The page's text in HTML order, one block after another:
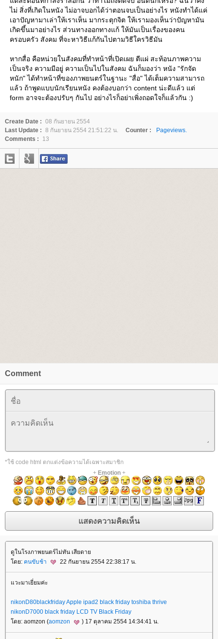
ไม่ สิ่งที่เกิดในหนัง ไม่อาจบอกได้ว่าตอนจบเป็นอย่างไร หนังทำได้แค่
เอาปัญหามาเล่าให้เราเห็น มากระตุกจิต ให้เรามองเห็นว่าปัญหามัน
เกิดขึ้นมาอย่างไร ส่วนทางออกทางแก้ ให้มันเป็นเรื่องของคน
ครอบครัว สังคม ที่จะหาวิธีแก้กันไปตามวิธีใครวิธีมัน
หากสื่อ คือหน่วยในสังคมที่ทำหน้าที่เปิดเผย ตีแผ่ สะท้อนภาพความ
เป็นจริง ความมีอยู่ ความเป็นไปในสังคม ฉันก็มองว่า หนัง "รักจัด
หนัก" ได้ทำหน้าที่ของภาพยนตร์ในฐานะ "สื่อ" ได้เต็มความสามารถ
ล้ว ถ้าพูดแบบนักเรียนหนัง คงต้องบอกว่า content น่ะดีแล้ว แต่
form อาจจะต้องปรับๆ กันไป อย่างไรก็อย่าเพิ่งถอดใจก็แล้วกัน :)
Create Date : 08 กันยายน 2554
Last Update : 8 กันยายน 2554 21:51:22 น. Counter :
Pageviews.
Comments :
13
Comment
*ใช้ code html ตกแต่งข้อความได้เฉพาะสมาชิก
+ Emotion+
ดูในโรงภาพยนตร์ไม่ทัน เสียดา
ดย: คนขับช้า 22 กันยายน 2554 22:38:17 น.
วะมาเยี่ยมค่ะ
nikonD80blackfridayApple ipad2 black friday toshiba thrive
nikonD7000 black friday LCD TV Black Friday
ดย: aomzon (aomzon ) 17 ตุลาคม 2554 14:34:41 น.